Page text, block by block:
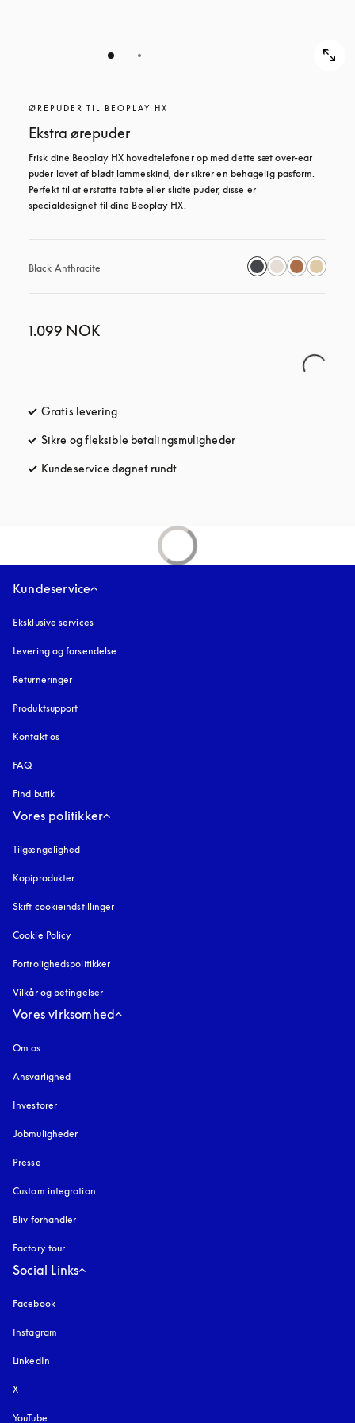
ØREPUDER TIL BEOPLAY HX
Ekstra ørepuder
Frisk dine Beoplay HX hovedtelefoner op med dette sæt over-ear
puder lavet af blødt lammeskind, der sikrer en behagelig pasform.
Perfekt til at erstatte tabte eller slidte puder, disse er
specialdesignet til dine Beoplay HX.
Black Anthracite
1.099 NOK
Gratis levering
Sikre og fleksible betalingsmulighederåbnes under en ny fane
Kundeservice døgnet rundt
Kundeservice
Eksklusive services
Levering og forsendelse
Returneringer
Produktsupport
Kontakt os
FAQ
Find butik
Vores politikker
Tilgængelighed
Kopiprodukter
Skift cookieindstillinger
Cookie Policy
Fortrolighedspolitikker
Vilkår og betingelser
Vores virksomhed
Om os
Ansvarlighed
Investorer
Jobmuligheder
Presse
Custom integration
Bliv forhandler
Factory tour
Social Links
Facebook
Instagram
LinkedIn
X
YouTube